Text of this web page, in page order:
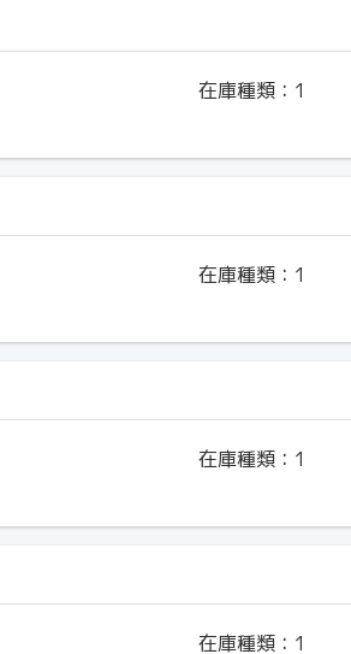
在庫種類： 1
在庫種類： 1
在庫種類： 1
在庫種類： 1